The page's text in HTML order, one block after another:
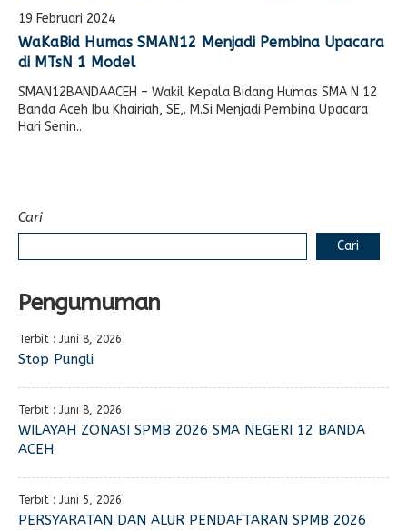
19 Februari 2024
WaKaBid Humas SMAN12 Menjadi Pembina Upacara
di MTsN 1 Model
SMAN12BANDAACEH – Wakil Kepala Bidang Humas SMA N 12
Banda Aceh Ibu Khairiah, SE,. M.Si Menjadi Pembina Upacara
Hari Senin..
Cari
Cari
Pengumuman
Terbit : Juni 8, 2026
Stop Pungli
Terbit : Juni 8, 2026
WILAYAH ZONASI SPMB 2026 SMA NEGERI 12 BANDA
ACEH
Terbit : Juni 5, 2026
PERSYARATAN DAN ALUR PENDAFTARAN SPMB 2026